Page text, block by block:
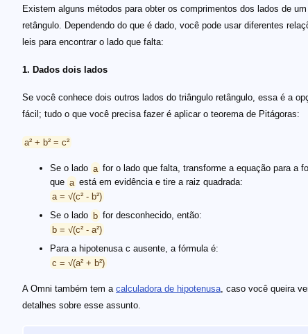
Existem alguns métodos para obter os comprimentos dos lados de
retângulo. Dependendo do que é dado, você pode usar diferentes
leis para encontrar o lado que falta:
1. Dados dois lados
Se você conhece dois outros lados do triângulo retângulo, essa é a
fácil; tudo o que você precisa fazer é aplicar o teorema de Pitágoras:
a² + b² = c²
Se o lado a for o lado que falta, transforme a equação para a
que a está em evidência e tire a raiz quadrada:
a = √(c² - b²)
Se o lado b for desconhecido, então:
b = √(c² - a²)
Para a hipotenusa c ausente, a fórmula é:
c = √(a² + b²)
A Omni também tem a calculadora de hipotenusa, caso você queira
detalhes sobre esse assunto.